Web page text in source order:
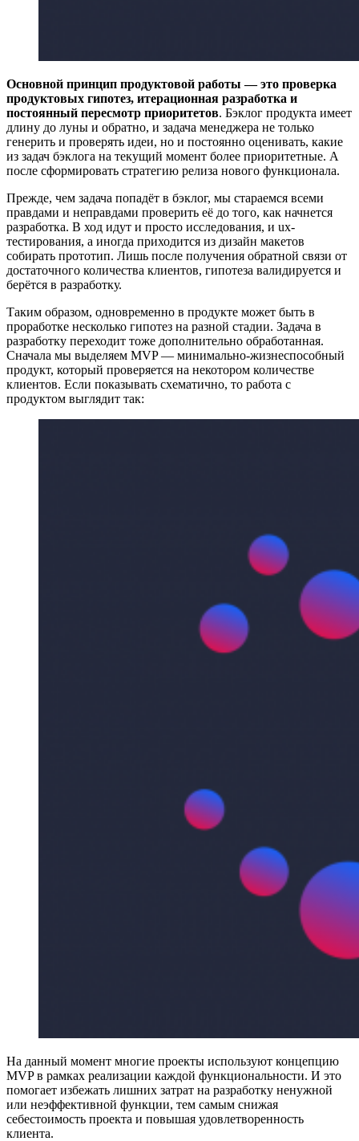
Основной принцип продуктовой работы — это проверка
продуктовых гипотез, итерационная разработка и
постоянный пересмотр приоритетов. Бэклог продукта имеет
длину до луны и обратно, и задача менеджера не только
генерить и проверять идеи, но и постоянно оценивать, какие
из задач бэклога на текущий момент более приоритетные. А
после сформировать стратегию релиза нового функционала.
Прежде, чем задача попадёт в бэклог, мы стараемся всеми
правдами и неправдами проверить её до того, как начнется
разработка. В ход идут и просто исследования, и ux-
тестирования, а иногда приходится из дизайн макетов
собирать прототип. Лишь после получения обратной связи от
достаточного количества клиентов, гипотеза валидируется и
берётся в разработку.
Таким образом, одновременно в продукте может быть в
проработке несколько гипотез на разной стадии. Задача в
разработку переходит тоже дополнительно обработанная.
Сначала мы выделяем MVP — минимально-жизнеспособный
продукт, который проверяется на некотором количестве
клиентов. Если показывать схематично, то работа с
продуктом выглядит так:
На данный момент многие проекты используют концепцию
MVP в рамках реализации каждой функциональности. И это
помогает избежать лишних затрат на разработку ненужной
или неэффективной функции, тем самым снижая
себестоимость проекта и повышая удовлетворенность
клиента.